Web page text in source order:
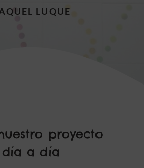
LUQUE
proyecto
día a día